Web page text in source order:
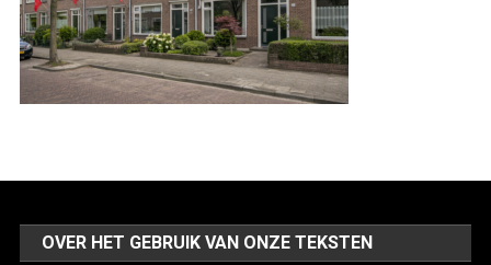
OVER HET GEBRUIK VAN ONZE TEKSTEN